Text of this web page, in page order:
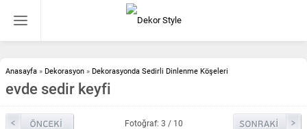
Anasayfa » Dekorasyon » Dekorasyonda Sedirli Dinlenme Köşeleri
evde sedir keyfi
Fotoğraf: 3 / 10